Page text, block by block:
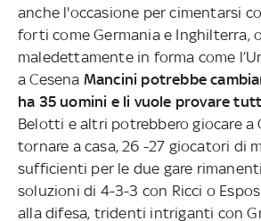
anche l'occasione per cimentarsi
forti come Germania e Inghilterra, o
maledettamente in forma come
a Cesena Mancini potrebbe
ha 35 uomini e li vuole provare
Belotti e altri potrebbero giocare a
tornare a casa, 26 -27 giocatori di
sufficienti per le due gare
soluzioni di 4-3-3 con Ricci o
alla difesa, tridenti intriganti con